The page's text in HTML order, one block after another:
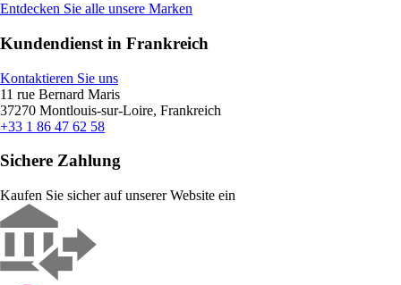
Entdecken Sie alle unsere Marken
Kundendienst in Frankreich
Kontaktieren Sie uns
11 rue Bernard Maris
37270 Montlouis-sur-Loire, Frankreich
+33 1 86 47 62 58
Sichere Zahlung
Kaufen Sie sicher auf unserer Website ein